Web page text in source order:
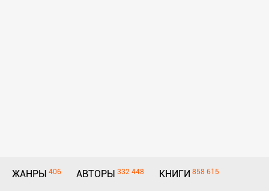
ЖАНРЫ 406 АВТОРЫ 332 448 КНИГИ 858 615